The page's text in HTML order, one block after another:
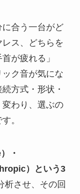
に合う一台がど
ス、どちらを
が疲れる」
ック音が気にな
方式・形状・
わり、選ぶの
。
・
）という3
析させ、その回